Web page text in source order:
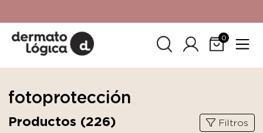
SkinCeuticals.
0
fotoprotección
Productos (226) Filtros